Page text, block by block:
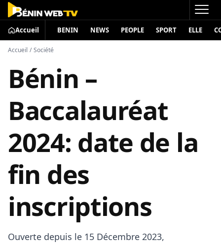
Accueil BENIN NEWS PEOPLE SPORT ELLE
Accueil / Société
Bénin –
Baccalauréat
2024: date de la
fin des
inscriptions
Ouverte depuis le 15 Décembre 2023,